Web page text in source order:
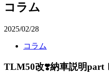
コラム
2025/02/28
コラム
TLM50改❣️納車説明partⅠ